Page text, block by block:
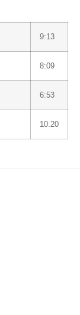
9:13
8:09
6:53
10:20